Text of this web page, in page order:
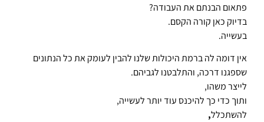
פתאום הבנתם את העבודה?
בדיוק כאן קורה הקסם.
בעשייה.
אין דומה לה ברמת היכולות שלנו להבין לעומק את כל הנתונים
שספגנו דרכה, והתלבטנו לגביהם.
לייצר משהו,
ותוך כדי כך להיכנס עוד יותר לעשייה,
להשתכלל,